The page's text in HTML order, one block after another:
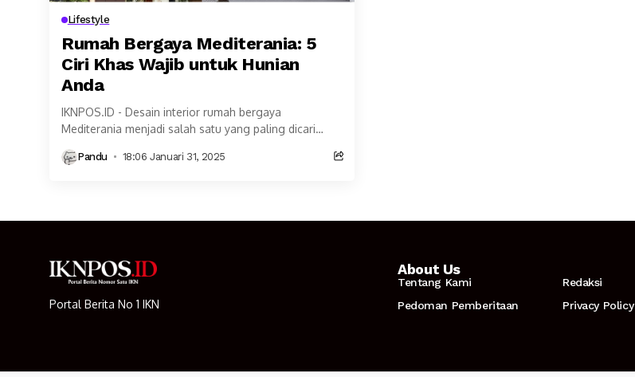
Lifestyle
Rumah Bergaya Mediterania: 5
Ciri Khas Wajib untuk Hunian
Anda
IKNPOS.ID - Desain interior rumah bergaya
Mediterania menjadi salah satu yang paling dicari
keindahan alam, budaya dan...
Pandu 18:06 Januari 31, 2025
Portal Berita No 1 IKN
About Us
Tentang Kami
Redaksi
Pedoman Pemberitaan
Privacy Policy